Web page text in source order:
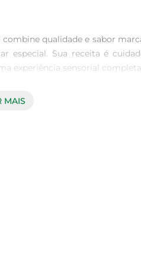
qualidade e sabor
Sua receita é
experiência sensorial
gelada, entre 4°C e 6°C.
ou até mesmo pratos mais
MAIS